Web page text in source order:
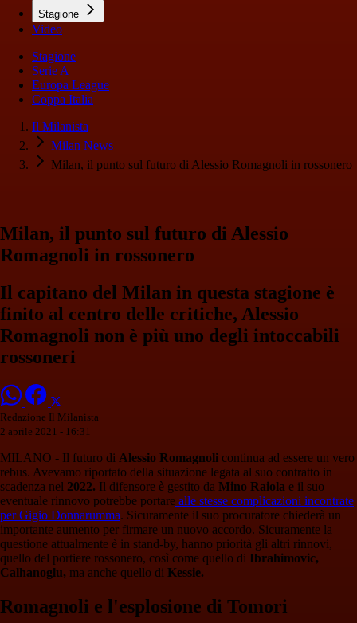
Stagione
Video
Stagione
Serie A
Europa League
Coppa Italia
Il Milanista
Milan News
Milan, il punto sul futuro di Alessio Romagnoli in rossonero
Milan, il punto sul futuro di Alessio
Romagnoli in rossonero
Il capitano del Milan in questa stagione è
finito al centro delle critiche, Alessio
Romagnoli non è più uno degli intoccabili
rossoneri
Redazione Il Milanista
2 aprile 2021 - 16:31
MILANO - Il futuro di Alessio Romagnoli continua ad essere un vero
rebus. Avevamo riportato della situazione legata al suo contratto in
scadenza nel 2022. Il difensore è gestito da Mino Raiola e il suo
eventuale rinnovo potrebbe portare alle stesse complicazioni incontrate
per Gigio Donnarumma. Sicuramente il suo procuratore chiederà un
importante aumento per firmare un nuovo accordo. Sicuramente la
questione attualmente è in stand-by, hanno priorità gli altri rinnovi,
quello del portiere rossonero, così come quello di Ibrahimovic,
Calhanoglu, ma anche quello di Kessie.
Romagnoli e l'esplosione di Tomori